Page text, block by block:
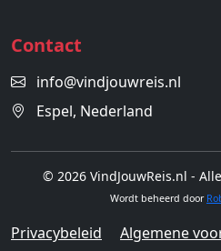
Contact
info@vindjouwreis.nl
Espel, Nederland
© 2026 VindJouwReis.nl -
Wordt beheerd door
Privacybeleid Algemene